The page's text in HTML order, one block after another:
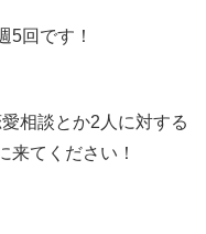
5回です！
相談とか2人に対する
来てください！